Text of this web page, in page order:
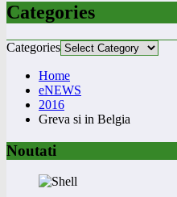
Categories
Categories
Home
eNEWS
2016
Greva si in Belgia
Noutati